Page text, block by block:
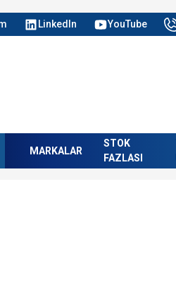
LinkedIn YouTube
MARKALAR
STOK
FAZLASI